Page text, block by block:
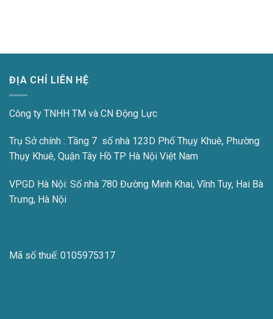
ĐỊA CHỈ LIÊN HỆ
Công ty TNHH TM và CN Động Lực
Trụ Sở chính : Tầng 7 số nhà 123D Phố Thụy Khuê, Phường
Thụy Khuê, Quận Tây Hồ TP Hà Nội Việt Nam
VPGD Hà Nội: Số nhà 780 Đường Minh Khai, Vĩnh Tuy, Hai Bà
Trưng, Hà Nội
Mã số thuế: 0105975317